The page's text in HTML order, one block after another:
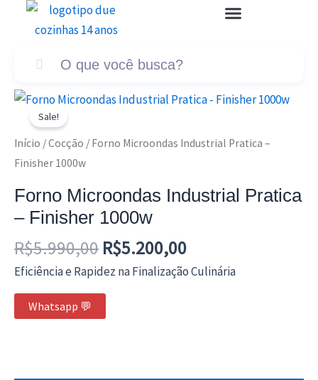
conteúdo
Sale!
Início /Cocção / Forno Microondas Industrial Pratica –
Finisher 1000w
Forno Microondas Industrial Pratica
– Finisher 1000w
R$5.990,00
O
original
R$5.200,00
O
atual
Eficiência e Rapidez na Finalização Culinária
Whatsapp 💬